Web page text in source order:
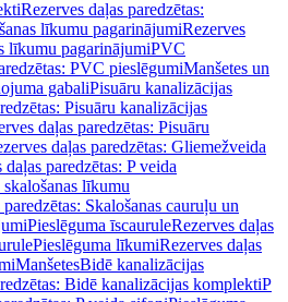
Rezerves daļas paredzētas:
līkumu pagarinājumiRezerves
līkumu pagarinājumiPVC
PVC pieslēgumiManšetes un
gabaliPisuāru kanalizācijas
Pisuāru kanalizācijas
daļas paredzētas: Pisuāru
daļas paredzētas: Gliemežveida
daļas paredzētas: P veida
līkumu
Skalošanas cauruļu un
Pieslēguma īscauruleRezerves daļas
Pieslēguma līkumiRezerves daļas
ManšetesBidē kanalizācijas
Bidē kanalizācijas komplektiP